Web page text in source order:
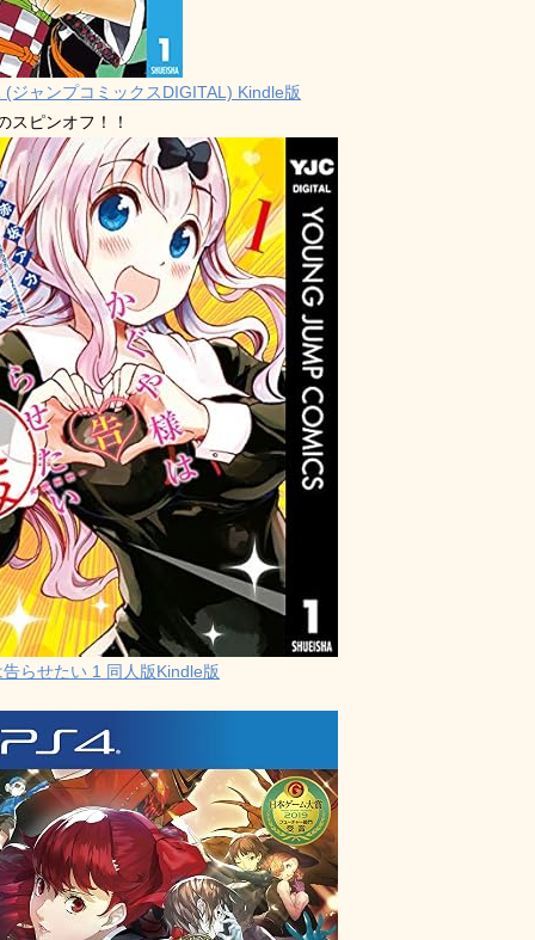
(ジャンプコミックスDIGITAL) Kindle版
スピンオフ！！
らせたい 1 同人版Kindle版